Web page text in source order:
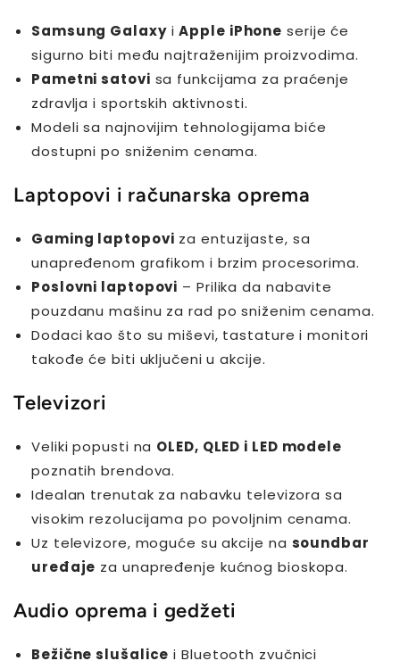
Samsung GalaxyiApple iPhone serije će
sigurno biti među najtraženijim proizvodima.
Pametni satovi sa funkcijama za praćenje
zdravlja i sportskih aktivnosti.
Modeli sa najnovijim tehnologijama biće
dostupni po sniženim cenama.
Laptopovi i računarska oprema
Gaming laptopovi za entuzijaste, sa
unapređenom grafikom i brzim procesorima.
Poslovni laptopovi – Prilika da nabavite
pouzdanu mašinu za rad po sniženim cenama.
Dodaci kao što su miševi, tastature i monitori
takođe će biti uključeni u akcije.
Televizori
Veliki popusti na OLED, QLED i LED modele
poznatih brendova.
Idealan trenutak za nabavku televizora sa
visokim rezolucijama po povoljnim cenama.
Uz televizore, moguće su akcije na soundbar
uređaje za unapređenje kućnog bioskopa.
Audio oprema i gedžeti
Bežične slušalice i Bluetooth zvučnici